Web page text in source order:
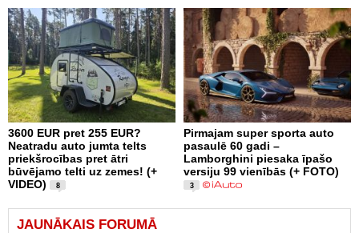
3600 EUR pret 255 EUR?
Neatradu auto jumta telts
priekšrocības pret ātri
būvējamo telti uz zemes! (+
VIDEO)
8
Pirmajam super sporta auto
pasaulē 60 gadi –
Lamborghini piesaka īpašo
versiju 99 vienībās (+ FOTO)
3
JAUNĀKAIS FORUMĀ